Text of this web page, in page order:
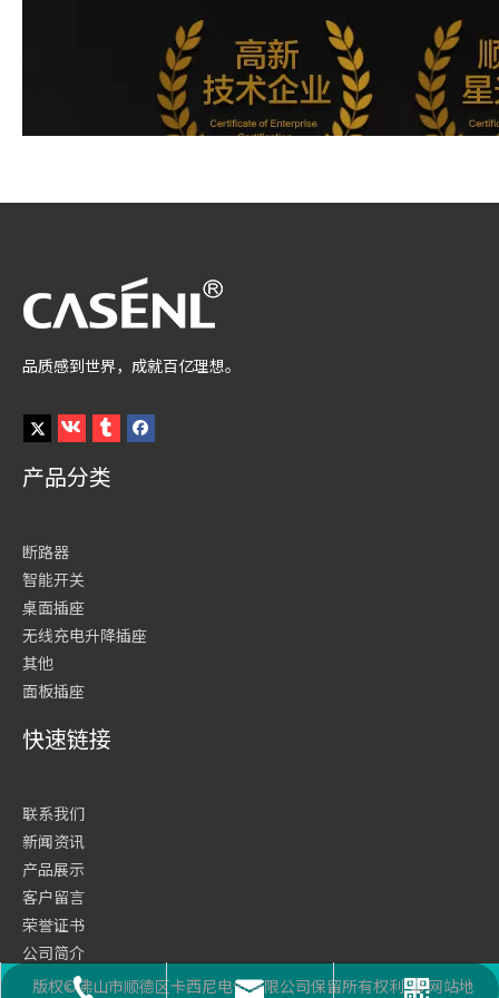
品质感到世界，成就百亿理想。
产品分类
断路器
智能开关
桌面插座
无线充电升降插座
其他
面板插座
座机号码
邮箱
二维码
快速链接
联系我们
新闻资讯
产品展示
客户留言
荣誉证书
公司简介
网站首页
版权©佛山市顺德区卡西尼电气有限公司保留所有权利 网站地